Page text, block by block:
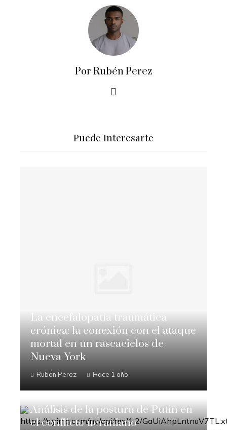
Por Rubén Perez
Puede Interesarte
La encefalopatía traumática
crónica: la conexión con el ataque
mortal en un rascacielos de
Nueva York
Rubén Perez Hace 1 año
Análisis de la postura de Putin en
el conflicto ucraniano